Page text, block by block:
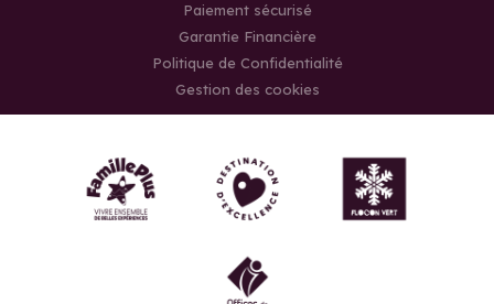
Paiement sécurisé
Garantie Financière
Politique de Confidentialité
Gestion des cookies